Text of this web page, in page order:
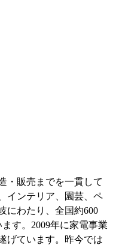
・販売までを一貫して
インテリア、園芸、ペ
にわたり、全国約600
す。2009年に家電事業
げています。昨今では